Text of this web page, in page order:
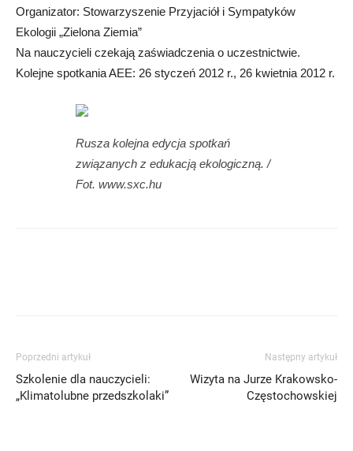
Organizator: Stowarzyszenie Przyjaciół i Sympatyków
Ekologii „Zielona Ziemia”
Na nauczycieli czekają zaświadczenia o uczestnictwie.
Kolejne spotkania AEE: 26 styczeń 2012 r., 26 kwietnia 2012 r.
Rusza kolejna edycja spotkań
związanych z edukacją ekologiczną. /
Fot. www.sxc.hu
Poprzedni artykuł
Szkolenie dla nauczycieli:
„Klimatolubne przedszkolaki”
Następny artykuł
Wizyta na Jurze Krakowsko-
Częstochowskiej